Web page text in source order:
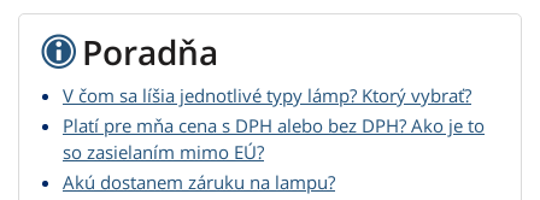
Poradňa
V čom sa líšia jednotlivé typy lámp? Ktorý vybrať?
Platí pre mňa cena s DPH alebo bez DPH? Ako je to
so zasielaním mimo EÚ?
Akú dostanem záruku na lampu?